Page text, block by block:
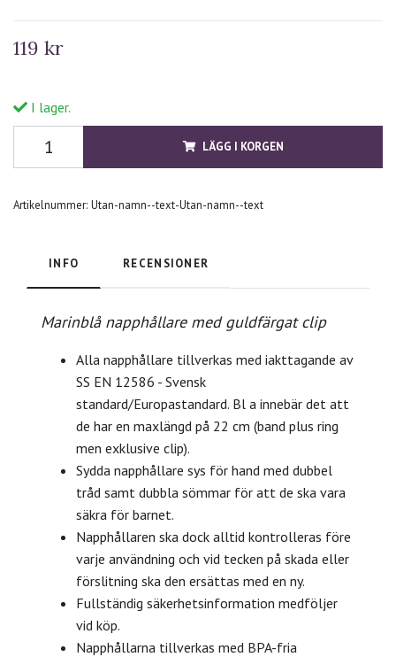
119 kr
I lager.
LÄGG I KORGEN
Artikelnummer: Utan-namn--text-Utan-namn--text
INFO RECENSIONER
Marinblå napphållare med guldfärgat clip
Alla napphållare tillverkas med iakttagande av
SS EN 12586 - Svensk
standard/Europastandard. Bl a innebär det att
de har en maxlängd på 22 cm (band plus ring
men exklusive clip).
Sydda napphållare sys för hand med dubbel
tråd samt dubbla sömmar för att de ska vara
säkra för barnet.
Napphållaren ska dock alltid kontrolleras före
varje användning och vid tecken på skada eller
förslitning ska den ersättas med en ny.
Fullständig säkerhetsinformation medföljer
vid köp.
Napphållarna tillverkas med BPA-fria